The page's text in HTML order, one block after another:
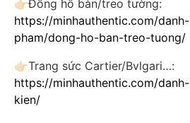
👉🏻Đồng hồ bàn/treo tường:
https://minhauthentic.com/
pham/dong-ho-ban-treo-tuong/
👉🏻Trang sức Cartier/Bvlgari…:
https://minhauthentic.com/
kien/